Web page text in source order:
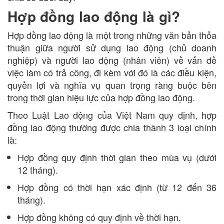
Hợp đồng lao động là gì?
Hợp đồng lao động là một trong những văn bản thỏa
thuận giữa người sử dụng lao động (chủ doanh
nghiệp) và người lao động (nhân viên) về vấn đề
việc làm có trả công, đi kèm với đó là các điều kiện,
quyền lợi và nghĩa vụ quan trọng ràng buộc bên
trong thời gian hiệu lực của hợp đồng lao động.
Theo Luật Lao động của Việt Nam quy định, hợp
đồng lao động thường được chia thành 3 loại chính
là:
Hợp đồng quy định thời gian theo mùa vụ (dưới
12 tháng).
Hợp đồng có thời hạn xác định (từ 12 đến 36
tháng).
Hợp đồng không có quy định về thời hạn.